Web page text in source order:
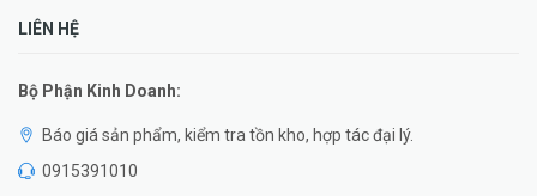
LIÊN HỆ
Bộ Phận Kinh Doanh:
Báo giá sản phẩm, kiểm tra tồn kho, hợp tác đại lý.
0915391010